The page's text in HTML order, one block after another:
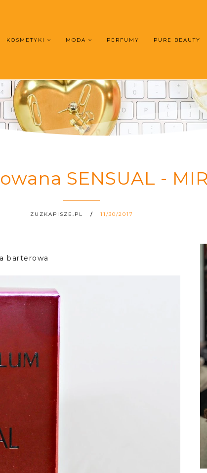
KOSMETYKI MODA PERFUMY PURE BEAUTY
SENSUAL -
ZUZKAPISZE.PL 11/30/2017
barterowa